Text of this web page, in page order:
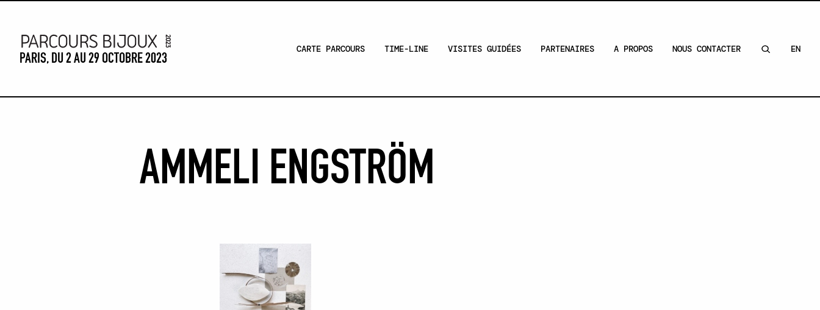
PARIS, DU 2 AU 29 OCTOBRE 2023
CARTE PARCOURS TIME-LINE VISITES GUIDÉES PARTENAIRES A PROPOS NOUS CONTACTER EN
AMMELI ENGSTRÖM